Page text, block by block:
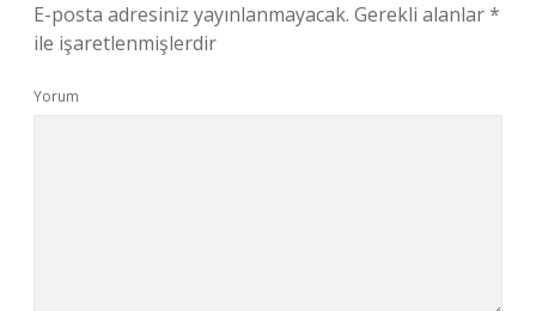
E-posta adresiniz yayınlanmayacak. Gerekli alanlar*
ile işaretlenmişlerdir
Yorum